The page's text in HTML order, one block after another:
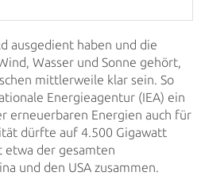
ausgedient haben und die
Wasser und Sonne gehört,
mittlerweile klar sein. So
Energieagentur (IEA) ein
erneuerbaren Energien auch für
dürfte auf 4.500 Gigawatt
etwa der gesamten
und den USA zusammen.